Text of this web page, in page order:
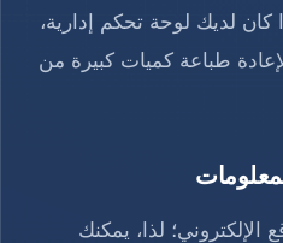
كان لديك لوحة تحكم إدارية،
طباعة كميات كبيرة من
الإلكتروني؛ لذا، يمكنك